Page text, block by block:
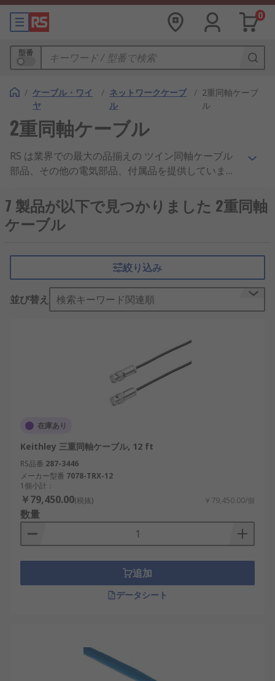
0
型番
/ ケーブル・ワイ
ヤ
/ ネットワークケーブ
ル
/ 2重同軸ケーブ
ル
2重同軸ケーブル
RS は業界での最大の品揃えの ツイン同軸ケーブル
部品、その他の電気部品、付属品を提供していま
製品、優れたカスタマーサービスで、ツイン同軸ケ
ーブル、ツイン同軸ケーブル および 同軸ケーブル
製品の企業へのサプライヤとして、当社は広く世界
ン同軸ケーブル のアイテムのご注文を、8,000円以
上無料即日出荷サービスで受け取る特典がありま
す。大量に製品を購入、あるいは緊急に使用するた
めアイテムがひとつ必要な場合でも、緊急に必要な
す。大量に3万円以上を購入するお客様には、予算
に合う価格契約を柔軟に提供致します。当社の製品
のリストは、お客様の期待に十分にお応えしている
と確信しております。そして、お客様にも安心して
いただきたいと思っています。 購入前に ツイン同
軸ケーブル の全アイテムの概要をご覧ください。
広範な製品リストを当社は用意しております。電
気、制御部品、ケーブル の他のアイテムも、即時出
荷と優れたカスタマーサービスを提供しています
7 製品が以下で見つかりました 2重同軸
ケーブル
絞り込み
並び替え 検索キーワード関連順
在庫あり
Keithley 三重同軸ケーブル, 12 ft
RS品番 287-3446
メーカー型番 7078-TRX-12
1個小計：
￥79,450.00(税抜) ￥79,450.00/個
数量
追加
データシート